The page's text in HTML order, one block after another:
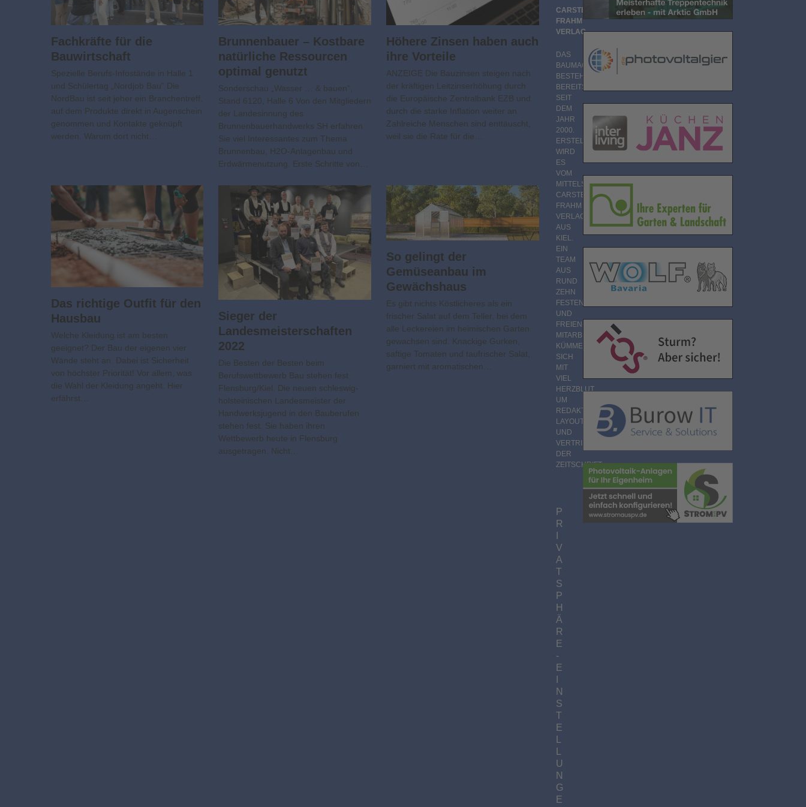
Fachkräfte für die
Bauwirtschaft
Spezielle Berufs-Infostände in Halle 1
und Schülertag „Nordjob Bau“ Die
NordBau ist seit jeher ein Branchentreff,
auf dem Produkte direkt in Augenschein
genommen und Kontakte geknüpft
werden. Warum dort nicht…
Brunnenbauer – Kostbare
natürliche Ressourcen
optimal genutzt
Sonderschau „Wasser … & bauen“,
Stand 6120, Halle 6 Von den Mitgliedern
der Landesinnung des
Brunnenbauerhandwerks SH erfahren
Sie viel Interessantes zum Thema
Brunnenbau, H2O-Anlagenbau und
Erdwärmenutzung. Erste Schritte von…
Höhere Zinsen haben auch
ihre Vorteile
ANZEIGE Die Bauzinsen steigen nach
der kräftigen Leitzinserhöhung durch
die Europäische Zentralbank EZB und
durch die starke Inflation weiter an.
Zahlreiche Menschen sind enttäuscht,
weil sie die Rate für die…
Das richtige Outfit für den
Hausbau
Welche Kleidung ist am besten
geeignet? Der Bau der eigenen vier
Wände steht an. Dabei ist Sicherheit
von höchster Priorität! Vor allem, was
die Wahl der Kleidung angeht. Hier
erfährst…
Sieger der
Landesmeisterschaften
2022
Die Besten der Besten beim
Berufswettbewerb Bau stehen fest
Flensburg/Kiel. Die neuen schleswig-
holsteinischen Landesmeister der
Handwerksjugend in den Bauberufen
stehen fest. Sie haben ihren
Wettbewerb heute in Flensburg
ausgetragen. Nicht…
So gelingt der
Gemüseanbau im
Gewächshaus
Es gibt nichts Köstlicheres als ein
frischer Salat auf dem Teller, bei dem
alle Leckereien im heimischen Garten
gewachsen sind. Knackige Gurken,
saftige Tomaten und taufrischer Salat,
garniert mit aromatischen…
CARSTEN
FRAHM
VERLAG
DAS
BAUMAGAZIN
BESTEHT
BEREITS
SEIT
DEM
JAHR
2000.
ERSTELLT
WIRD
ES
VOM
MITTELSTÄNDISCHEN
CARSTEN
FRAHM
VERLAG
AUS
KIEL.
EIN
TEAM
AUS
RUND
ZEHN
FESTEN
UND
FREIEN
MITARBEITERN
KÜMMERT
SICH
MIT
VIEL
HERZBLUT
UM
REDAKTION,
LAYOUT
UND
VERTRIEB
DER
ZEITSCHRIFT.
P
R
V
A
T
S
P
H
Ä
R
E
-
E
N
S
T
E
U
N
G
E